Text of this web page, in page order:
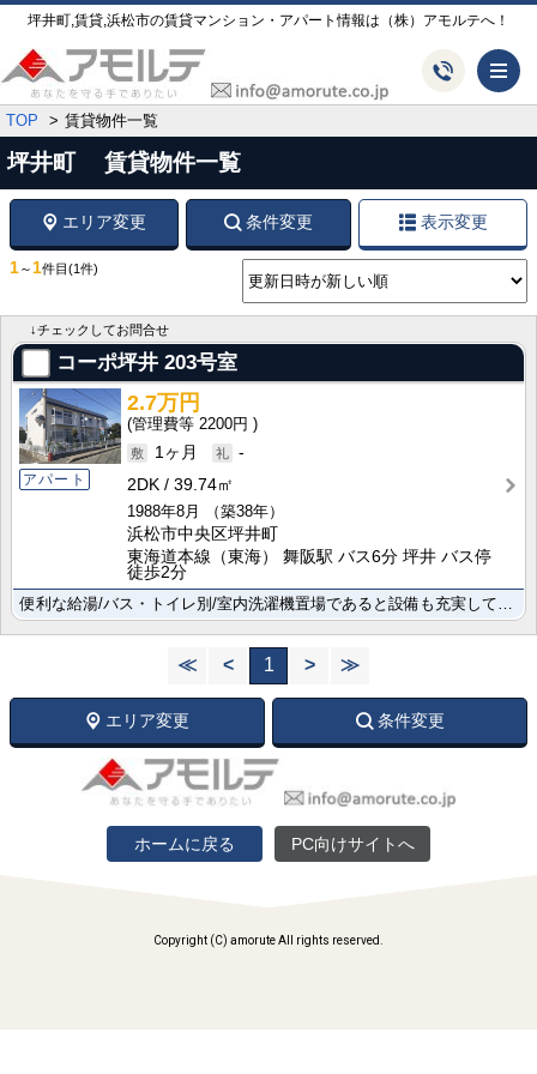
坪井町,賃貸,浜松市の賃貸マンション・アパート情報は（株）アモルテへ！
TOP 賃貸物件一覧
坪井町 賃貸物件一覧
エリア変更 条件変更 表示変更
1～1件目 (1件)
↓チェックしてお問合せ
コーポ坪井 203号室
アパート
2.7万円
2200円
1ヶ月
-
2DK
39.74㎡
1988年8月
（築38年）
浜松市中央区坪井町
東海道本線（東海） 舞阪駅 バス6分 坪井 バス停
徒歩2分
便利な給湯/バス・トイレ別/室内洗濯機置場であると設備も充実しております 契約金はクレジットカード決･･･
≪ < 1 > ≫
エリア変更 条件変更
ホームに戻る PC向けサイトへ
Copyright (C) amorute All rights reserved.